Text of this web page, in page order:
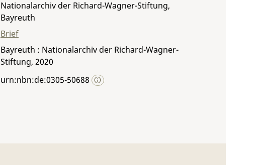
Nationalarchiv der Richard-Wagner-Stiftung,
Bayreuth
Brief
Bayreuth : Nationalarchiv der Richard-Wagner-
Stiftung, 2020
urn:nbn:de:0305-50688